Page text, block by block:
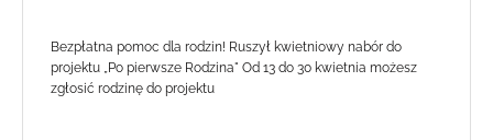
Bezpłatna pomoc dla rodzin! Ruszył kwietniowy nabór do
projektu „Po pierwsze Rodzina" Od 13 do 30 kwietnia możesz
zgłosić rodzinę do projektu